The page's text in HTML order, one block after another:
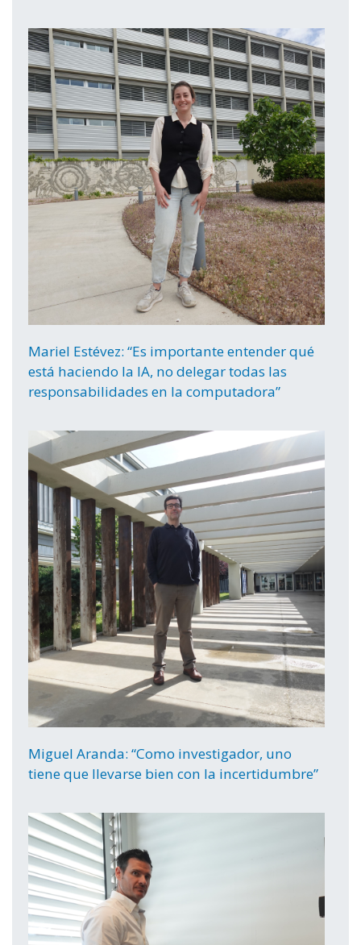
Mariel Estévez: “Es importante entender qué
está haciendo la IA, no delegar todas las
responsabilidades en la computadora”
Miguel Aranda: “Como investigador, uno
tiene que llevarse bien con la incertidumbre”